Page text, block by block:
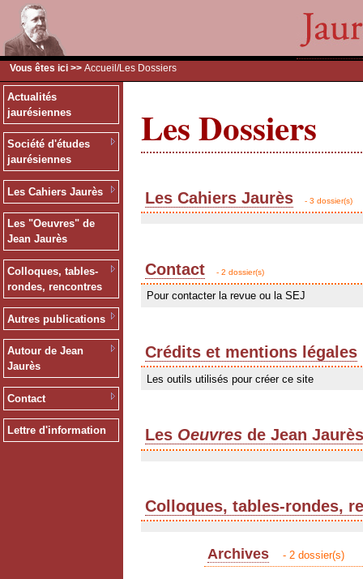
Vous êtes ici >> Accueil /Les Dossiers
Actualités
jaurésiennes
Société d'études
jaurésiennes
Les Cahiers Jaurès
Les "Oeuvres" de
Jean Jaurès
Colloques, tables-
rondes, rencontres
Autres publications
Autour de Jean
Jaurès
Contact
Lettre d'information
Les Dossiers
Les Cahiers Jaurès - 3 dossier(s)
Contact - 2 dossier(s)
Pour contacter la revue ou la SEJ
Crédits et mentions légales
Les outils utilisés pour créer ce site
Les Oeuvres de Jean
Colloques, tables-rondes,
Archives - 2 dossier(s)